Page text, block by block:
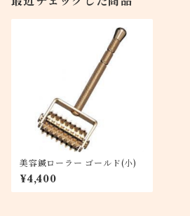
美容鍼ローラー ゴールド(小)
¥4,400